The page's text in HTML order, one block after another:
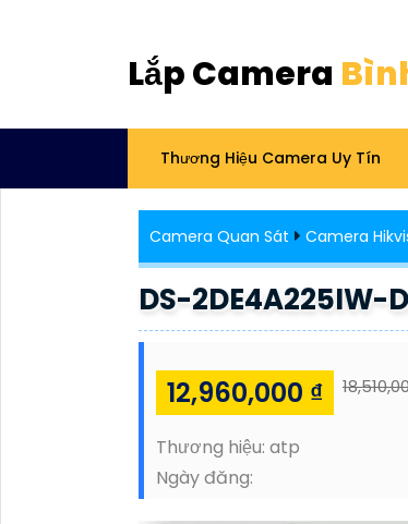
Lắp Camera
Thương Hiệu Camera Uy Tín
Camera Quan Sát Camera
DS-
12,960,000 ₫
Thương hiệu: atp
Ngày đăng: